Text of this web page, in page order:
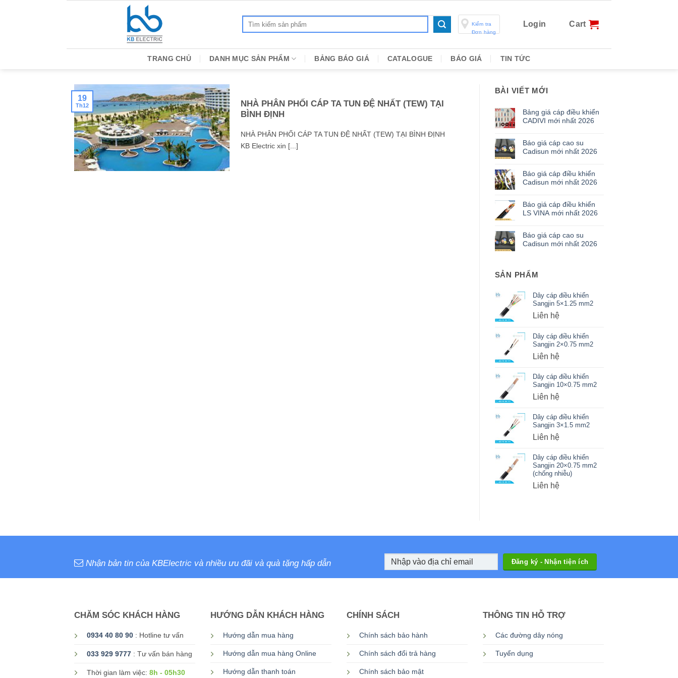
Kiểm tra
Đơn hàng
Login Cart
TRANG CHỦ DANH MỤC SẢN PHẨM BẢNG BÁO GIÁ CATALOGUE BÁO GIÁ TIN TỨC
NHÀ PHÂN PHỐI CÁP TA TUN ĐỆ NHẤT (TEW) TẠI
BÌNH ĐỊNH
NHÀ PHÂN PHỐI CÁP TA TUN ĐỆ NHẤT (TEW) TẠI BÌNH ĐỊNH
KB Electric xin [...]
19
Th12
BÀI VIẾT MỚI
Bảng giá cáp điều khiển
CADIVI mới nhất 2026
Báo giá cáp cao su
Cadisun mới nhất 2026
Báo giá cáp điều khiển
Cadisun mới nhất 2026
Báo giá cáp điều khiển
LS VINA mới nhất 2026
Báo giá cáp cao su
Cadisun mới nhất 2026
SẢN PHẨM
Dây cáp điều khiển
Sangjin 5×1.25 mm2
Liên hệ
Dây cáp điều khiển
Sangjin 2×0.75 mm2
Liên hệ
Dây cáp điều khiển
Sangjin 10×0.75 mm2
Liên hệ
Dây cáp điều khiển
Sangjin 3×1.5 mm2
Liên hệ
Dây cáp điều khiển
Sangjin 20×0.75 mm2
(chống nhiễu)
Liên hệ
Nhận bản tin của KBElectric và nhiều ưu đãi và quà tặng hấp dẫn
CHĂM SÓC KHÁCH HÀNG
0934 40 80 90 : Hotline tư vấn
033 929 9777 : Tư vấn bán hàng
Thời gian làm việc: 8h - 05h30
HƯỚNG DẪN KHÁCH HÀNG
Hướng dẫn mua hàng
Hướng dẫn mua hàng Online
Hướng dẫn thanh toán
CHÍNH SÁCH
Chính sách bảo hành
Chính sách đổi trả hàng
Chính sách bảo mật
THÔNG TIN HỖ TRỢ
Các đường dây nóng
Tuyển dụng